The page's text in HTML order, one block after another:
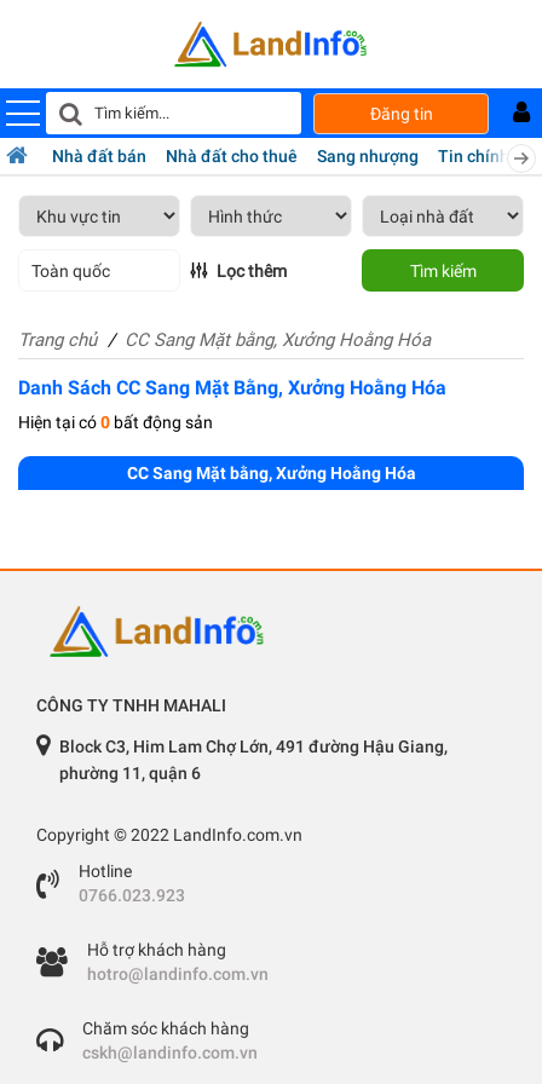
Đăng tin
Nhà đất bán Nhà đất cho thuê Sang nhượng Tin chính chủ
Toàn quốc Lọc thêm Tìm kiếm
Trang chủ CC Sang Mặt bằng, Xưởng Hoằng Hóa
Danh Sách CC Sang Mặt Bằng, Xưởng Hoằng Hóa
Hiện tại có0 bất động sản
CC Sang Mặt bằng, Xưởng Hoằng Hóa
CÔNG TY TNHH MAHALI
Block C3, Him Lam Chợ Lớn, 491 đường Hậu Giang,
phường 11, quận 6
Copyright © 2022 LandInfo.com.vn
Hotline
0766.023.923
Hỗ trợ khách hàng
hotro@landinfo.com.vn
Chăm sóc khách hàng
cskh@landinfo.com.vn